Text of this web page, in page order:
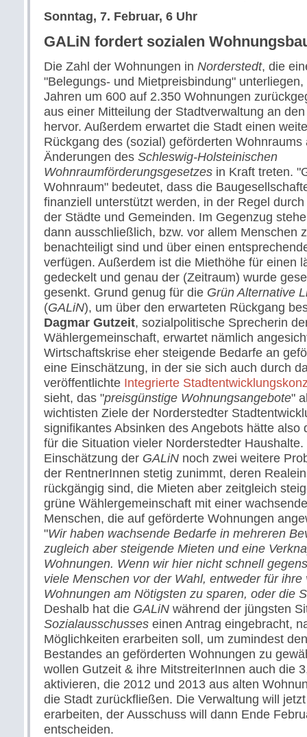
Sonntag, 7. Februar, 6 Uhr
GALiN fordert sozialen
Die Zahl der Wohnungen in Norderstedt, die
"Belegungs- und Mietpreisbindung"
Jahren um 600 auf 2.350 Wohnungen
aus einer Mitteilung der Stadtverwaltung an
hervor. Außerdem erwartet die Stadt einen
Rückgang des (sozial) geförderten Wohnraums
Änderungen des Schleswig-Holsteinischen
Wohnraumförderungsgesetzes in Kraft treten.
Wohnraum" bedeutet, dass die
finanziell unterstützt werden, in der Regel
der Städte und Gemeinden. Im Gegenzug
dann ausschließlich, bzw. vor allem Menschen
benachteiligt sind und über einen
verfügen. Außerdem ist die Miethöhe für einen
gedeckelt und genau der (Zeitraum) wurde
gesenkt. Grund genug für die Grün Alternative
(GALiN), um über den erwarteten Rückgang
Dagmar Gutzeit, sozialpolitische Sprecherin
Wählergemeinschaft, erwartet nämlich
Wirtschaftskrise eher steigende Bedarfe an
eine Einschätzung, in der sie sich auch durch
veröffentlichte Integrierte
sieht, das "preisgünstige Wohnungsangebote"
wichtisten Ziele der Norderstedter
signifikantes Absinken des Angebots hätte also
für die Situation vieler Norderstedter
Einschätzung der GALiN noch zwei weitere
der RentnerInnen stetig zunimmt, deren
rückgängig sind, die Mieten aber zeitgleich
grüne Wählergemeinschaft mit einer
Menschen, die auf geförderte Wohnungen
"Wir haben wachsende Bedarfe in mehreren
zugleich aber steigende Mieten und eine
Wohnungen. Wenn wir hier nicht schnell
viele Menschen vor der Wahl, entweder für ihre
Wohnungen am Nötigsten zu sparen, oder die
Deshalb hat die GALiN während der jüngsten
Sozialausschusses einen Antrag eingebracht,
Möglichkeiten erarbeiten soll, um zumindest
Bestandes an geförderten Wohnungen zu
wollen Gutzeit & ihre MitstreiterInnen auch die
aktivieren, die 2012 und 2013 aus alten
die Stadt zurückfließen. Die Verwaltung will
erarbeiten, der Ausschuss will dann Ende
entscheiden.